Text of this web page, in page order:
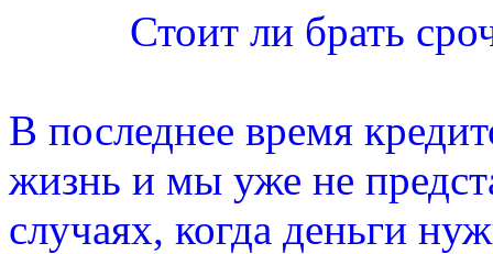
Стоит ли брать
В последнее время
жизнь и мы уже не
случаях, когда деньги